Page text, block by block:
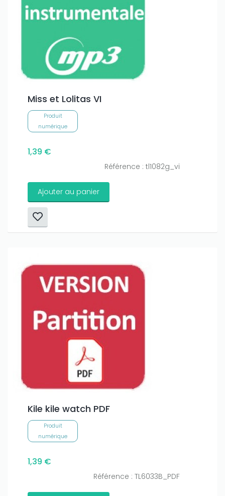
Miss et Lolitas VI
Produit
numérique
1,39 €
Référence : tl1082g_vi
Ajouter au panier
Kile kile watch PDF
Produit
numérique
1,39 €
Référence : TL6033B_PDF
Only play atJoo casino
amount on your credits!